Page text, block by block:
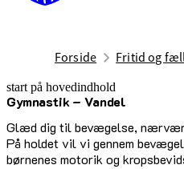
Forside Fritid og
start på hovedindhold
Gymnastik – Vandel
Glæd dig til bevægelse, nærvær
På holdet vil vi gennem
børnenes motorik og
senest opdateret 17. februar 2026